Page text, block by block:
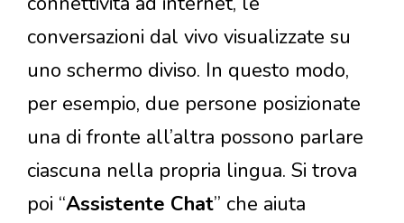
conversazioni dal vivo visualizzate su
uno schermo diviso. In questo modo,
per esempio, due persone posizionate
una di fronte all’altra possono parlare
ciascuna nella propria lingua. Si trova
poi “Assistente Chat” che aiuta